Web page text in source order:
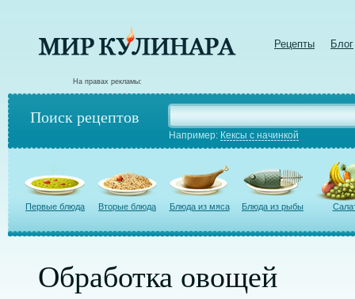
Рецепты Блог
На правах рекламы:
Поиск рецептов
Например: Кексы с начинкой
Первые блюда Вторые блюда Блюда из мяса Блюда из рыбы
Обработка овощей